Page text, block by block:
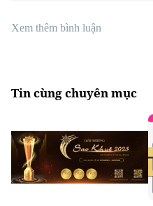
Xem thêm bình luận
Tin cùng chuyên mục